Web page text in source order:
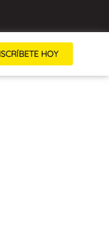
HOY